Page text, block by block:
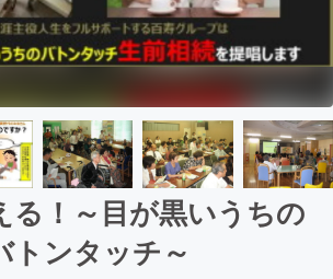
る！～目が黒いうちの
トンタッチ～